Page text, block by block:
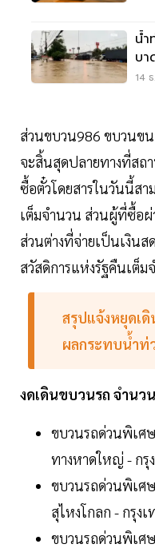
น้ำ
บา
14
ส่วนขบวน986 ขบวนขน
จะสิ้นสุดปลายทางที่สถ
ซื้อตั๋วโดยสารในวันนี้สา
เต็มจำนวน ส่วนผู้ที่ซื้อผ่
ส่วนต่างที่จ่ายเป็นเงิน
สวัสดิการแห่งรัฐคืนเต็ม
สรุปแจ้งหยุดเ
ผลกระทบน้ำท่
งดเดินขบวนรถ จำนวน
ขบวนรถด่วนพิเศ
ทางหาดใหญ่ - ก
ขบวนรถด่วนพิเศ
สุไหงโกลก - กรุง
ขบวนรถด่วนพิเศ